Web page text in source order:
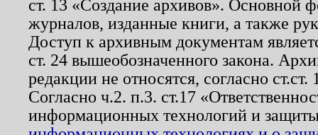
ст. 13 «Создание архивов». Основной
журналов, изданные книги, а также
Доступ к архивным документам
ст. 24 вышеобозначенного закона.
редакции не относятся, согласно
Согласно ч.2. п.3. ст.17
информационных технологий и